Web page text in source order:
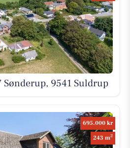
9541 Suldrup
695.000 kr
243 m2